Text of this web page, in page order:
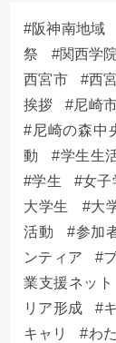
阪神南地域
祭
関西学
西宮市
西宮
挨拶
尼崎
尼崎の森中
動
学生生
学生
女子
大学生
大
活動
参加
ンティア
業支援ネット
リア形成
キャリ
わ